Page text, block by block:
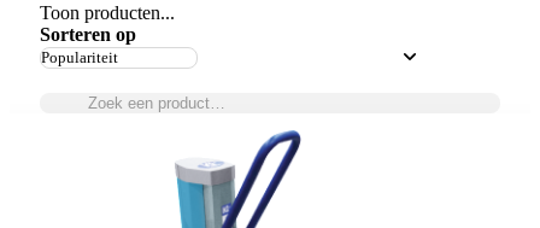
Toon producten...
Sorteren op